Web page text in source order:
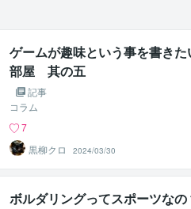
ゲームが趣味という事を書き
部屋 其の五
記事
コラム
7
黒柳クロ
2024/03/30
ボルダリングってスポーツなの